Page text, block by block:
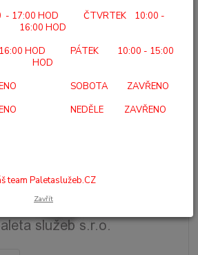
- 17:00 HOD ČTVRTEK 10:00 -
16:00 HOD
HOD PÁTEK 10:00 - 15:00
HOD
SOBOTA ZAVŘENO
NEDĚLE ZAVŘENO
team Paletaslužeb.CZ
Zavřít